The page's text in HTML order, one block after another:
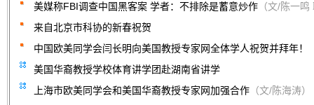
美媒称FBI调查中国黑客案 学者：不排除是蓄意炒作 （文/陈一
来自北京市科协的新春祝贺
中国欧美同学会闫长明向美国教授专家网全体学人祝贺并拜年！
美国华裔教授学校体育讲学团赴湖南省讲学
上海市欧美同学会和美国华裔教授专家网加强合作 （文/陈海涛）